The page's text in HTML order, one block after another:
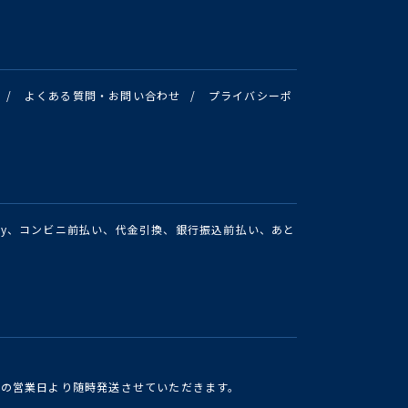
/ よくある質問・お問い合わせ / プライバシーポ
コンビニ前払い、代金引換、銀行振込前払い、あと
業日より随時発送させていただきます。